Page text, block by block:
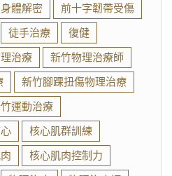
體解密
前十字韌帶受傷
徒手治療
復健
治療
新竹物理治療師
新竹腳踝扭傷物理治療
運動治療
核心肌群訓練
核心肌肉控制力